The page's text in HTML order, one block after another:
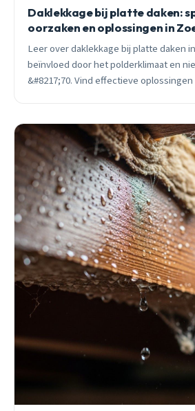
Daklekkage bij platte daken:
oorzaken en oplossingen in
Leer over daklekkage bij platte daken
beïnvloed door het polderklimaat en
&#8217;70. Vind effectieve